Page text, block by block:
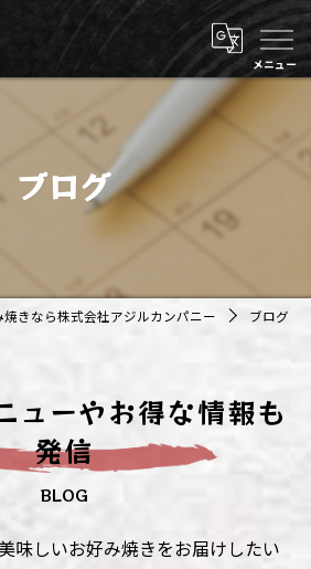
ブログ
きなら株式会社アジルカンパニー ブログ
ューやお得な情報も
発信
BLOG
味しいお好み焼きをお届けしたい